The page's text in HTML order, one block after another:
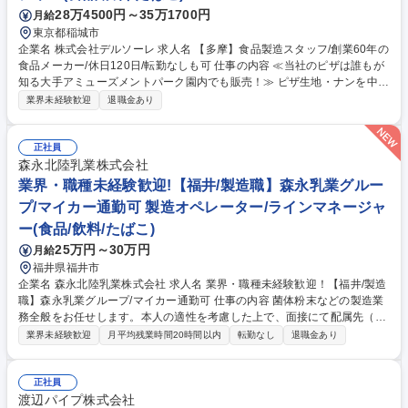
月給28万4500円～35万1700円
東京都稲城市
企業名 株式会社デルソーレ 求人名 【多摩】食品製造スタッフ/創業60年の
食品メーカー/休日120日/転勤なしも可 仕事の内容 ≪当社のピザは誰もが
知る大手アミューズメントパーク園内でも販売！≫ ピザ生地・ナンを中心
とした多品種のパンを製造する多摩工場にて、製造、もしくは包装ライン
装作業を習得していただきます。リーダーがしっかりサポートしますの
で、ご安心ください。徐々にステップアップしながら、将来的に数値管理
や業務指示、シフト管理などのマネジメント業務もお任せします。 【キャ
リア】工場でのキャリアだと総務や品質管理、工場以外だと、営業や管理
部門（総務・人事等）でのキャリア形成も可能です。 募集職種 【多摩】
食品製造スタッフ/創業60年の食品メーカー/休日120日/転勤なしも可
業界未経験歓迎 退職金あり
正社員
森永北陸乳業株式会社
業界・職種未経験歓迎!【福井/製造職】森永乳業グルー
プ/マイカー通勤可 製造オペレーター/ラインマネージャ
ー(食品/飲料/たばこ)
月給25万円～30万円
福井県福井市
企業名 森永北陸乳業株式会社 求人名 業界・職種未経験歓迎！【福井/製造
職】森永乳業グループ/マイカー通勤可 仕事の内容 菌体粉末などの製造業
務全般をお任せします。本人の適性を考慮した上で、面接にて配属先（製
造・工務・品質管理のいずれか）を決定します。育成環境が整っており未
職場） ■工務：工場内の排水処理など、製造環境を支える業務 ■品質管
理：製品や原料の検査、製造ラインの衛生環境検査 など 森永乳業グルー
業界未経験歓迎 月平均残業時間20時間以内 転勤なし 退職金あり
正社員
渡辺パイプ株式会社